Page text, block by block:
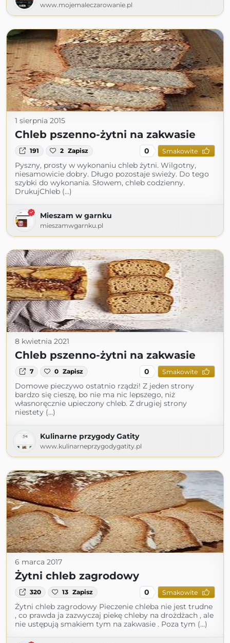
www.mojemaleczarowanie.pl
1 sierpnia 2015
Chleb pszenno-żytni na zakwasie
191 2 Zapisz 0 Smakowite
Pyszny, prosty w wykonaniu chleb żytni. Wilgotny,
niesamowicie dobry. Długo pozostaje swieży. Do tego
szybki do wykonania. Słowem, chleb codzienny.
DrukujChleb (...)
Mieszam w garnku
mieszamwgarnku.pl
8 kwietnia 2021
Chleb pszenno-żytni na zakwasie
7 0 Zapisz 0 Smakowite
Domowe pieczywo ostatnio rządzi! Z jeden strony
bardzo się cieszę, bo nie ma nic lepszego, niż
własnoręcznie upieczony chleb. Z drugiej strony
niestety (...)
Kulinarne przygody Gatity
www.kulinarneprzygodygatity.pl
6 marca 2017
Żytni chleb zagrodowy
320 13 Zapisz 0 Smakowite
Żytni chleb zagrodowy Pieczenie chleba nie jest trudne
, co prawda ja zazwyczaj piekę chleby na drożdżach , ale
nie ustępują smakiem tym na zakwasie . Poza tym (...)